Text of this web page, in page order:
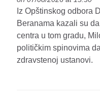
Iz Opštinskog odbora
Beranama kazali su
centra u tom gradu,
političkim spinovima
zdravstenoj ustanovi.